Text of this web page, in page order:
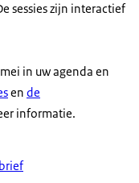
sessies zijn interactief
in uw agenda en
en de
informatie.